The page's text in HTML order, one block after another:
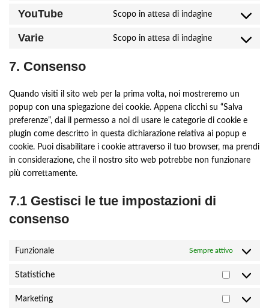
service
YouTube Scopo in attesa di indagine
Consent
service
Varie Scopo in attesa di indagine
Consent
7. Consenso
Quando visiti il sito web per la prima volta, noi mostreremo un
popup con una spiegazione dei cookie. Appena clicchi su “Salva
preferenze”, dai il permesso a noi di usare le categorie di cookie e
plugin come descritto in questa dichiarazione relativa ai popup e
cookie. Puoi disabilitare i cookie attraverso il tuo browser, ma prendi
in considerazione, che il nostro sito web potrebbe non funzionare
più correttamente.
7.1 Gestisci le tue impostazioni di
consenso
Funzionale Sempre attivo
Statistiche
Marketing